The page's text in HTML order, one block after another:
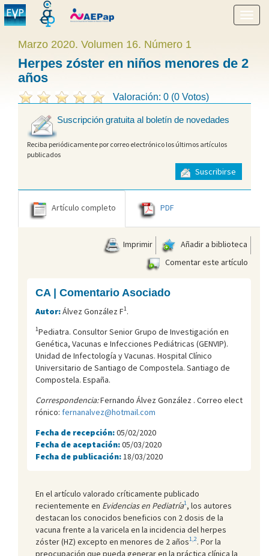
menú
Marzo 2020. Volumen 16. Número 1
Herpes zóster en niños menores de 2
años
Valoración: 0 (0 Votos)
Suscripción gratuita al boletín de novedades
Reciba periódicamente por correo electrónico los últimos artículos
publicados
Suscribirse
Artículo completo PDF
Imprimir
Añadir a biblioteca
Comentar este artículo
CA | Comentario Asociado
Autor:Álvez González F1.
1Pediatra. Consultor Senior Grupo de Investigación en
Genética, Vacunas e Infecciones Pediátricas (GENVIP).
Unidad de Infectología y Vacunas. Hospital Clínico
Universitario de Santiago de Compostela. Santiago de
Compostela. España.
Correspondencia:Fernando Álvez González . Correo elect
rónico: fernanalvez@hotmail.com
Fecha de recepción:05/02/2020
Fecha de aceptación:05/03/2020
Fecha de publicación: 18/03/2020
En el artículo valorado críticamente publicado
recientemente en Evidencias en Pediatría1, los autores
destacan los conocidos beneficios con 2 dosis de la
vacuna frente a la varicela en la incidencia del herpes
zóster (HZ) excepto en menores de 2 años1,2. Por la
preocupación que pueda generar en la práctica clínica la